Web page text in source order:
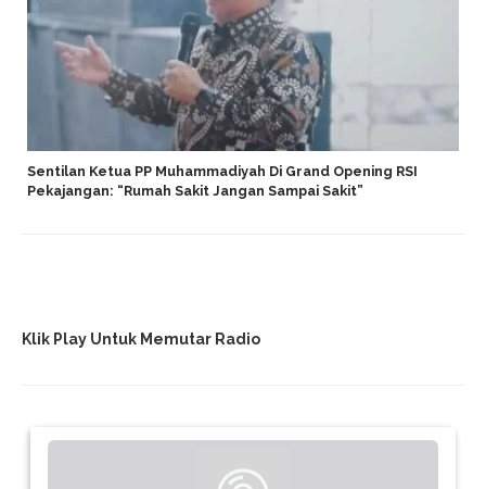
Sentilan Ketua PP Muhammadiyah Di Grand Opening RSI
Pekajangan: “Rumah Sakit Jangan Sampai Sakit”
Klik Play Untuk Memutar Radio